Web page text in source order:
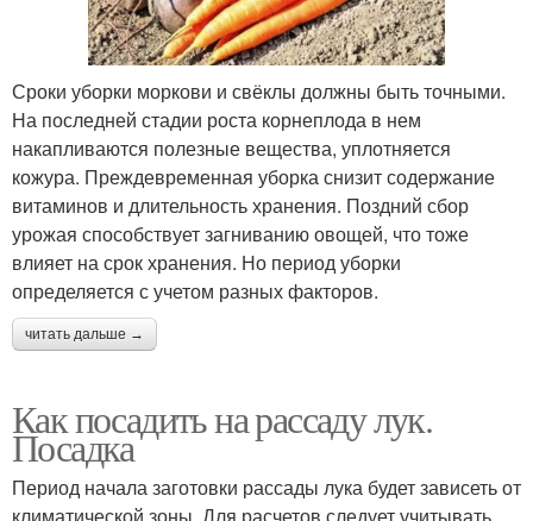
Сроки уборки моркови и свёклы должны быть точными.
На последней стадии роста корнеплода в нем
накапливаются полезные вещества, уплотняется
кожура. Преждевременная уборка снизит содержание
витаминов и длительность хранения. Поздний сбор
урожая способствует загниванию овощей, что тоже
влияет на срок хранения. Но период уборки
определяется с учетом разных факторов.
читать дальше →
Как посадить на рассаду лук.
Посадка
Период начала заготовки рассады лука будет зависеть от
климатической зоны. Для расчетов следует учитывать,